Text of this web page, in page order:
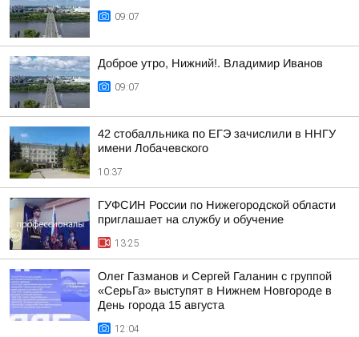
09:07
Доброе утро, Нижний!. Владимир Иванов
09:07
42 стобалльника по ЕГЭ зачислили в ННГУ
имени Лобачевского
10:37
ГУФСИН России по Нижегородской области
приглашает на службу и обучение
13:25
Олег Газманов и Сергей Галанин с группой
«СерьГа» выступят в Нижнем Новгороде в
День города 15 августа
12:04